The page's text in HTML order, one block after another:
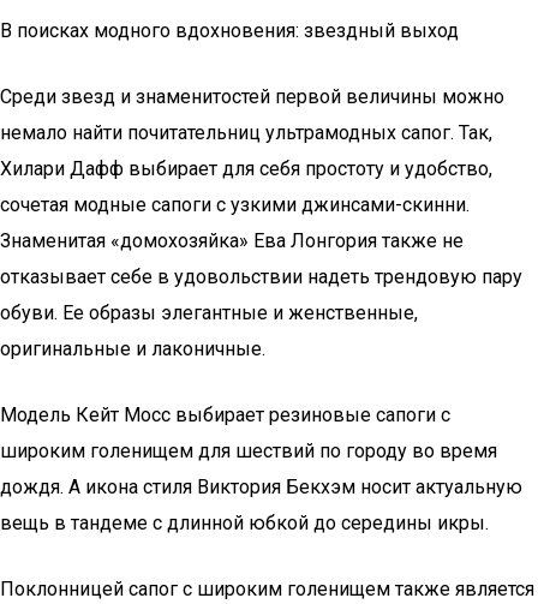
В поисках модного вдохновения: звездный выход
Среди звезд и знаменитостей первой величины можно
немало найти почитательниц ультрамодных сапог. Так,
Хилари Дафф выбирает для себя простоту и удобство,
сочетая модные сапоги с узкими джинсами-скинни.
Знаменитая «домохозяйка» Ева Лонгория также не
отказывает себе в удовольствии надеть трендовую пару
обуви. Ее образы элегантные и женственные,
оригинальные и лаконичные.
Модель Кейт Мосс выбирает резиновые сапоги с
широким голенищем для шествий по городу во время
дождя. А икона стиля Виктория Бекхэм носит актуальную
вещь в тандеме с длинной юбкой до середины икры.
Поклонницей сапог с широким голенищем также является